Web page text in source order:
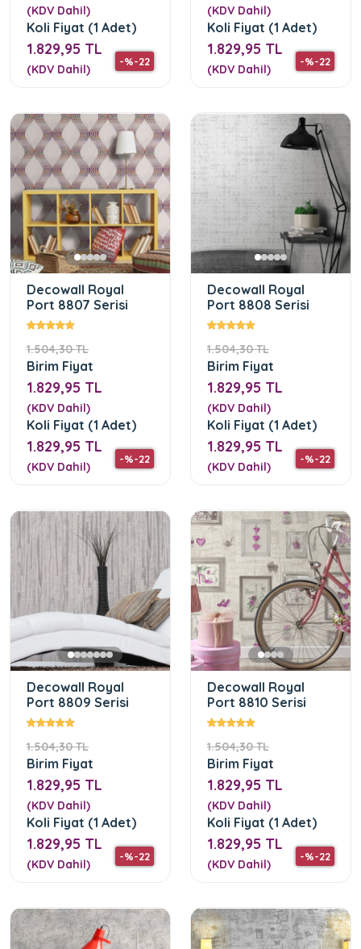
-%-22
(KDV Dahil)
Koli Fiyat (1 Adet)
1.829,95 TL
(KDV Dahil)
-%-22
(KDV Dahil)
Koli Fiyat (1 Adet)
1.829,95 TL
(KDV Dahil)
Decowall Royal
Port 8807 Serisi
1.504,30 TL
-%-22
Birim Fiyat
1.829,95 TL
(KDV Dahil)
Koli Fiyat (1 Adet)
1.829,95 TL
(KDV Dahil)
Decowall Royal
Port 8808 Serisi
1.504,30 TL
-%-22
Birim Fiyat
1.829,95 TL
(KDV Dahil)
Koli Fiyat (1 Adet)
1.829,95 TL
(KDV Dahil)
Decowall Royal
Port 8809 Serisi
1.504,30 TL
-%-22
Birim Fiyat
1.829,95 TL
(KDV Dahil)
Koli Fiyat (1 Adet)
1.829,95 TL
(KDV Dahil)
Decowall Royal
Port 8810 Serisi
1.504,30 TL
-%-22
Birim Fiyat
1.829,95 TL
(KDV Dahil)
Koli Fiyat (1 Adet)
1.829,95 TL
(KDV Dahil)